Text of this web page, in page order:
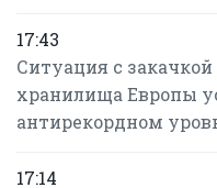
17:43
Ситуация с
хранилища Европы
антирекордном
17:14